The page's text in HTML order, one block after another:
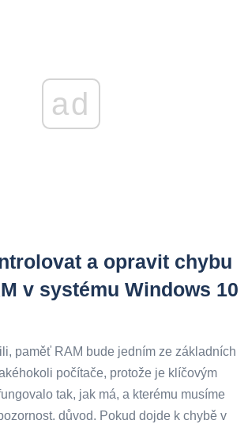
ad
a opravit chybu
v systému Windows 10
paměť RAM bude jedním ze základních
počítače, protože je klíčovým
tak, jak má, a kterému musíme
důvod. Pokud dojde k chybě v